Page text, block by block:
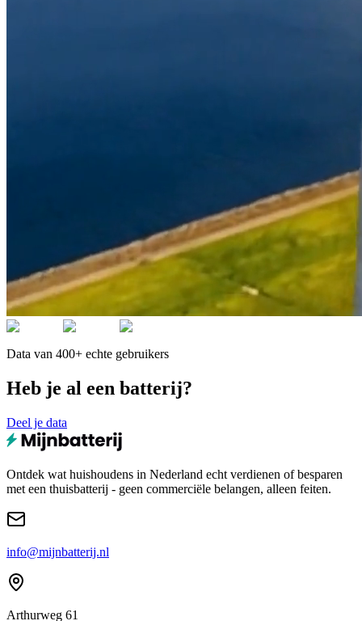
Data van 400+ echte gebruikers
Heb je al een batterij?
Deel je data
Ontdek wat huishoudens in Nederland echt verdienen of besparen
met een thuisbatterij - geen commerciële belangen, alleen feiten.
info@mijnbatterij.nl
Arthurweg 61